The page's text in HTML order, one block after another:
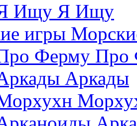
Я Ищу
Про
Аркады